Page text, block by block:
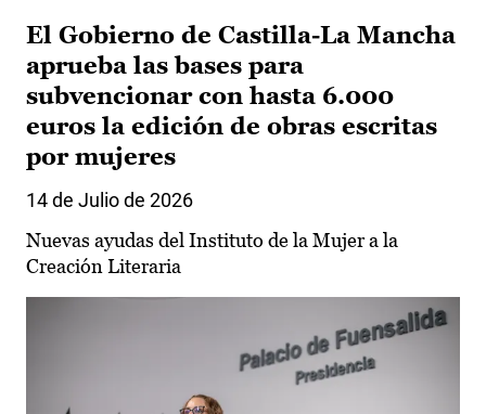
El Gobierno de Castilla-La Mancha
aprueba las bases para
subvencionar con hasta 6.000
euros la edición de obras escritas
por mujeres
14 de Julio de 2026
Nuevas ayudas del Instituto de la Mujer a la
Creación Literaria